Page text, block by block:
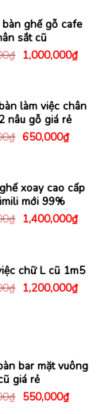
ghế gỗ cafe
sắt cũ
₫ Giá
gốc
1,000,000₫Giá
hiện
làm việc chân
nâu gỗ giá rẻ
₫ Giá
650,000₫Giá
hiện
xoay cao cấp
mới 99%
₫ Giá
gốc
1,400,000₫Giá
hiện
chữ L cũ 1m5
₫ Giá
gốc
1,200,000₫Giá
hiện
bar mặt vuông
giá rẻ
₫ Giá
550,000₫Giá
hiện